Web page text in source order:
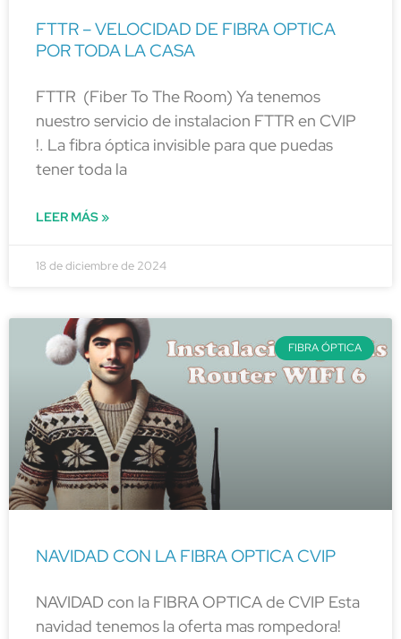
FTTR – VELOCIDAD DE FIBRA OPTICA
POR TODA LA CASA
FTTR (Fiber To The Room) Ya tenemos
nuestro servicio de instalacion FTTR en CVIP
!. La fibra óptica invisible para que puedas
tener toda la
LEER MÁS »
18 de diciembre de 2024
FIBRA ÓPTICA
NAVIDAD CON LA FIBRA OPTICA CVIP
NAVIDAD con la FIBRA OPTICA de CVIP Esta
navidad tenemos la oferta mas rompedora!